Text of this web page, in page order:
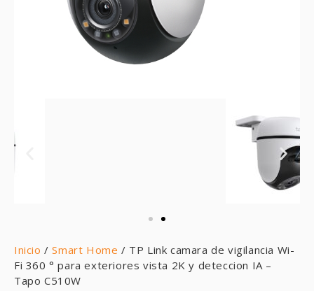
Inicio /Smart Home / TP Link camara de vigilancia Wi-
Fi 360 ° para exteriores vista 2K y deteccion IA –
Tapo C510W